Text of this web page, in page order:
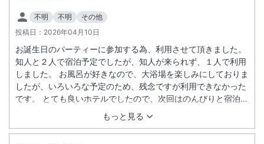
不明 不明
その他
投稿日： 2026年04月10日
もっと見る
お誕生日のパーティーに参加する為、利用させて頂きました。
知人と２人で宿泊予定でしたが、知人が来られず、１人で利用
しました。 お風呂が好きなので、大浴場を楽しみにしておりま
したが、いろいろな予定のため、残念ですが利用できなかった
です。 とても良いホテルでしたので、次回はのんびりと宿泊を
楽しみたいと思います。 立地は、すこし不便なのですが、送迎
バスが運行しているので、助かりました。 宿泊時は色々とお世
話になりました。ありがとうございました。